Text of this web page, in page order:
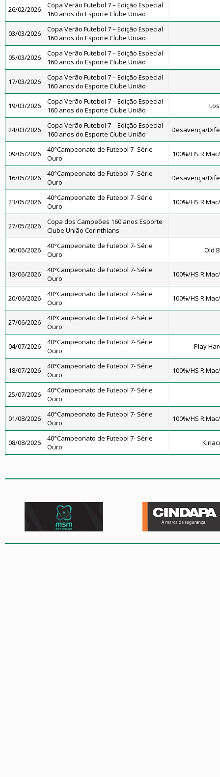
26/02/2026
Copa Verão Futebol 7 – Edição Especial
160 anos do Esporte Clube União
03/03/2026
Copa Verão Futebol 7 – Edição Especial
160 anos do Esporte Clube União
05/03/2026
Copa Verão Futebol 7 – Edição Especial
160 anos do Esporte Clube União
17/03/2026
Copa Verão Futebol 7 – Edição Especial
160 anos do Esporte Clube União
19/03/2026
Copa Verão Futebol 7 – Edição Especial
160 anos do Esporte Clube União
24/03/2026
Copa Verão Futebol 7 – Edição Especial
160 anos do Esporte Clube União
Desavença/
09/05/2026
40°Campeonato de Futebol 7- Série
Ouro
100%/HS
16/05/2026
40°Campeonato de Futebol 7- Série
Ouro
Desavença/
23/05/2026
40°Campeonato de Futebol 7- Série
Ouro
100%/HS
27/05/2026
Copa dos Campeões 160 anos Esporte
Clube União Corinthians
06/06/2026
40°Campeonato de Futebol 7- Série
Ouro
Old
13/06/2026
40°Campeonato de Futebol 7- Série
Ouro
100%/HS
20/06/2026
40°Campeonato de Futebol 7- Série
Ouro
100%/HS
27/06/2026
40°Campeonato de Futebol 7- Série
Ouro
04/07/2026
40°Campeonato de Futebol 7- Série
Ouro
Play
18/07/2026
40°Campeonato de Futebol 7- Série
Ouro
100%/HS
25/07/2026
40°Campeonato de Futebol 7- Série
Ouro
01/08/2026
40°Campeonato de Futebol 7- Série
Ouro
100%/HS
08/08/2026
40°Campeonato de Futebol 7- Série
Ouro